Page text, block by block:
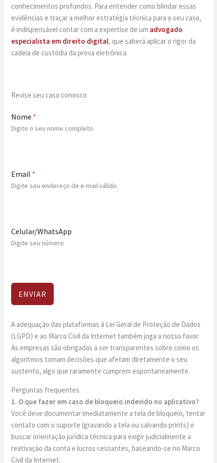
conhecimentos profundos. Para entender como blindar essas
evidências e traçar a melhor estratégia técnica para o seu caso,
é indispensável contar com a expertise de um advogado
especialista em direito digital, que saberá aplicar o rigor da
cadeia de custódia da prova eletrônica.
Revise seu caso conosco
Nome *
Digite o seu nome completo.
Email *
Digite seu endereço de e-mail válido.
Celular/WhatsApp
Digite seu número
ENVIAR
A adequação das plataformas à Lei Geral de Proteção de Dados
(LGPD) e ao Marco Civil da Internet também joga a nosso favor.
As empresas são obrigadas a ser transparentes sobre como os
algoritmos tomam decisões que afetam diretamente o seu
sustento, algo que raramente cumprem espontaneamente.
Perguntas frequentes
1. O que fazer em caso de bloqueio indevido no aplicativo?
Você deve documentar imediatamente a tela de bloqueio, tentar
contato com o suporte (gravando a tela ou salvando prints) e
buscar orientação jurídica técnica para exigir judicialmente a
reativação da conta e lucros cessantes, baseando-se no Marco
Civil da Internet.